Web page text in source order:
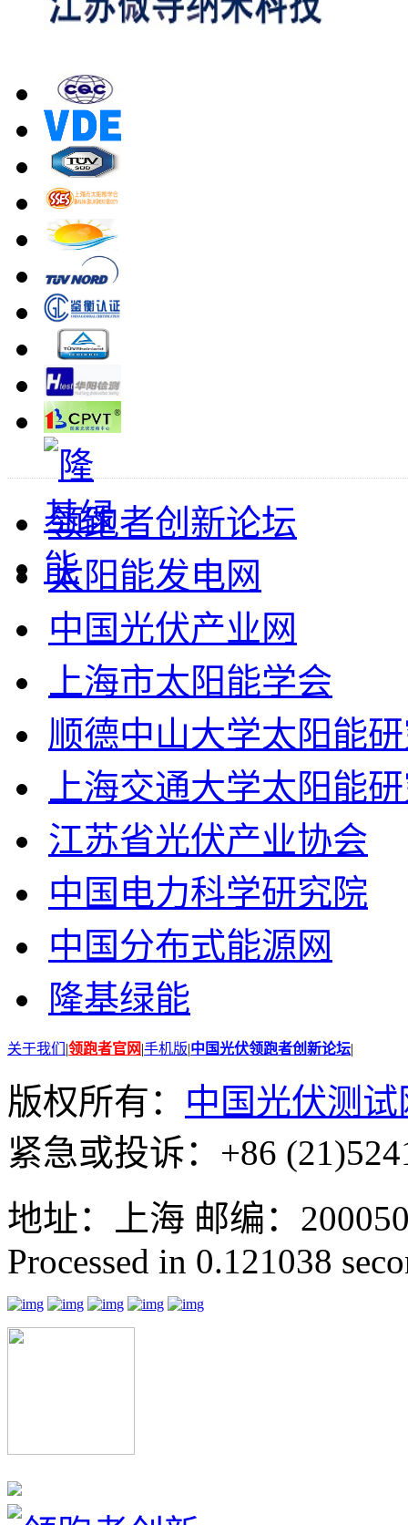
领跑者创新论坛
太阳能发电网
中国光伏产业网
上海市太阳能学会
顺德中山大学太阳能
上海交通大学太阳能
江苏省光伏产业协会
中国电力科学研究院
中国分布式能源网
隆基绿能
关于我们 |领跑者官网|手机版|中国光伏领跑者创新论坛|
版权所有： 中国光伏测试
紧急或投诉：+86
地址：上海 邮编：
Processed in 0.121038